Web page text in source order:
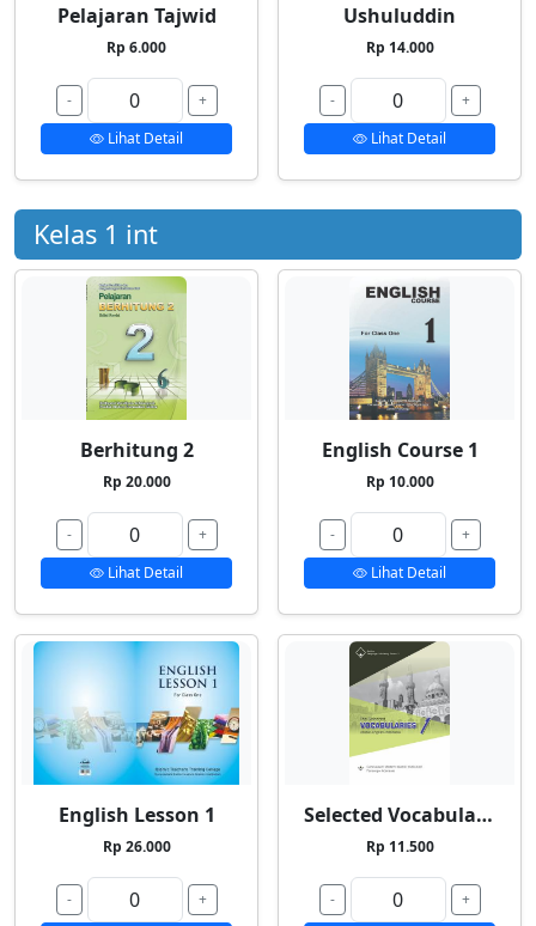
Pelajaran Tajwid
Rp 6.000
-
+
Lihat Detail
Ushuluddin
Rp 14.000
-
+
Lihat Detail
Kelas 1 int
Berhitung 2
Rp 20.000
-
+
Lihat Detail
English Course 1
Rp 10.000
-
+
Lihat Detail
English Lesson 1
Rp 26.000
-
+
Selected Vocabularies 1
Rp 11.500
-
+